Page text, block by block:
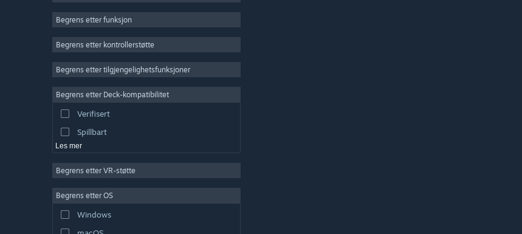
Simulering
Videoproduksjon
Fotoredigering
Begrens etter funksjon
Begrens etter kontrollerstøtte
Begrens etter tilgjengelighetsfunksjoner
Begrens etter Deck-kompatibilitet
Verifisert
Spillbart
Les mer
Begrens etter VR-støtte
Begrens etter OS
Windows